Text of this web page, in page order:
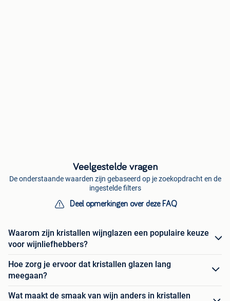
Veelgestelde vragen
De onderstaande waarden zijn gebaseerd op je zoekopdracht en de
ingestelde filters
Deel opmerkingen over deze FAQ
Waarom zijn kristallen wijnglazen een populaire keuze
voor wijnliefhebbers?
Hoe zorg je ervoor dat kristallen glazen lang
meegaan?
Wat maakt de smaak van wijn anders in kristallen